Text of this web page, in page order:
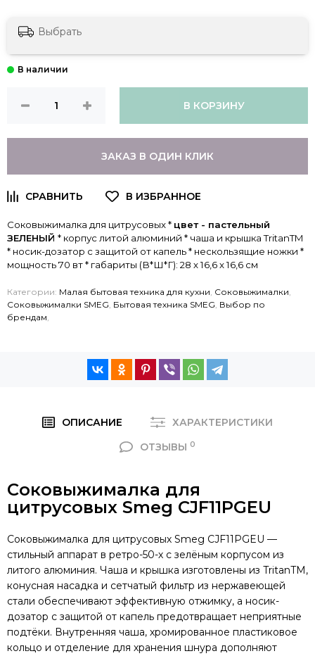
Выбрать
В КОРЗИНУ
ЗАКАЗ В ОДИН КЛИК
Соковыжималка для цитрусовых * цвет - пастельный
ЗЕЛЕНЫЙ * корпус литой алюминий * чаша и крышка TritanTM
* носик-дозатор с защитой от капель * нескользящие ножки *
мощность 70 вт * габариты (В*Ш*Г): 28 х 16,6 х 16,6 см
Категории: Малая бытовая техника для кухни, Соковыжималки,
Соковыжималки SMEG, Бытовая техника SMEG, Выбор по
брендам,
ОПИСАНИЕ
ХАРАКТЕРИСТИКИ
ОТЗЫВЫ 0
Соковыжималка для
цитрусовых Smeg CJF11PGEU
Соковыжималка для цитрусовых Smeg CJF11PGEU —
стильный аппарат в ретро-50-х с зелёным корпусом из
литого алюминия. Чаша и крышка изготовлены из TritanTM,
конусная насадка и сетчатый фильтр из нержавеющей
стали обеспечивают эффективную отжимку, а носик-
дозатор с защитой от капель предотвращает неприятные
подтёки. Внутренняя чаша, хромированное пластиковое
кольцо и отделение для хранения шнура дополняют